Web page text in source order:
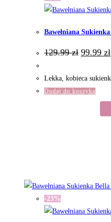
Bawełniana
129.99zł
129.99
99.99 zł
Lekka, kobieca
Dodaj do koszyka
-23%